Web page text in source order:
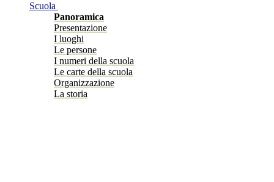
Scuola
Panoramica
Presentazione
I luoghi
Le persone
I numeri della scuola
Le carte della scuola
Organizzazione
La storia